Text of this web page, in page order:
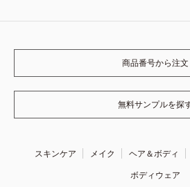
商品番号から注文
無料サンプルを探
スキンケア メイク ヘア＆ボディ
ボディウェア